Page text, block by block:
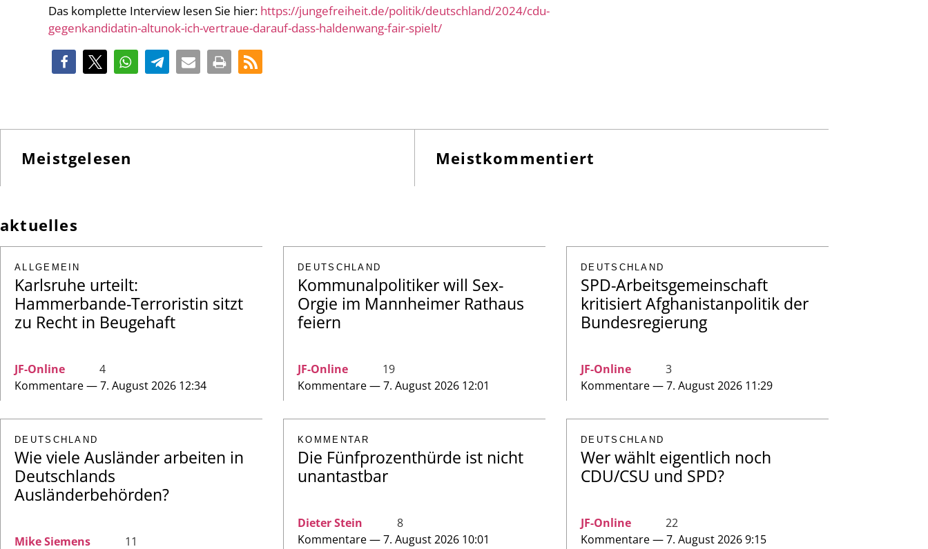
Das komplette Interview lesen Sie hier: https://jungefreiheit.de/politik/deutschland/2024/cdu-
gegenkandidatin-altunok-ich-vertraue-darauf-dass-haldenwang-fair-spielt/
Meistgelesen Meistkommentiert
aktuelles
ALLGEMEIN
Karlsruhe urteilt:
Hammerbande-Terroristin sitzt
zu Recht in Beugehaft
JF-Online
4
Kommentare — 7. August 2026 12:34
DEUTSCHLAND
Kommunalpolitiker will Sex-
Orgie im Mannheimer Rathaus
feiern
JF-Online
19
Kommentare — 7. August 2026 12:01
DEUTSCHLAND
SPD-Arbeitsgemeinschaft
kritisiert Afghanistanpolitik der
Bundesregierung
JF-Online
3
Kommentare — 7. August 2026 11:29
DEUTSCHLAND
Wie viele Ausländer arbeiten in
Deutschlands
Ausländerbehörden?
Mike Siemens 11
KOMMENTAR
Die Fünfprozenthürde ist nicht
unantastbar
Dieter Stein
8
Kommentare — 7. August 2026 10:01
DEUTSCHLAND
Wer wählt eigentlich noch
CDU/CSU und SPD?
JF-Online
22
Kommentare — 7. August 2026 9:15